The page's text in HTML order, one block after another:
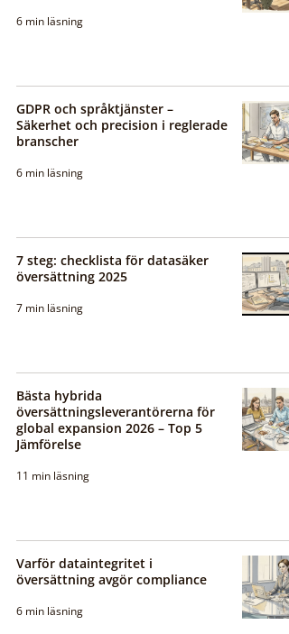
6 min läsning
GDPR och språktjänster –
Säkerhet och precision i reglerade
branscher
6 min läsning
7 steg: checklista för datasäker
översättning 2025
7 min läsning
Bästa hybrida
översättningsleverantörerna för
global expansion 2026 – Top 5
Jämförelse
11 min läsning
Varför dataintegritet i
översättning avgör compliance
6 min läsning